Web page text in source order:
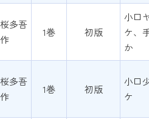
桜多吾
作
1巻 初版
小口
ケ、
か
桜多吾
作
1巻 初版
小口
ケ